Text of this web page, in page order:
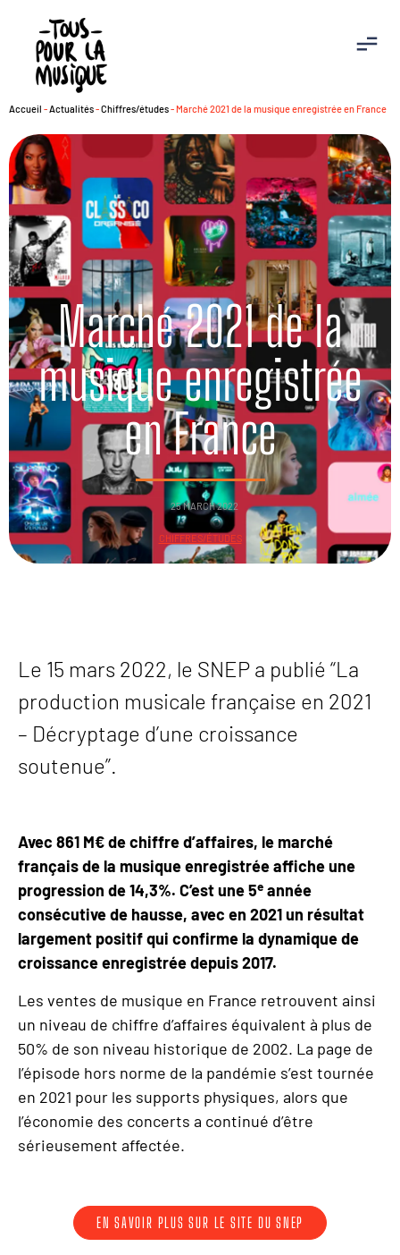
Accueil -Actualités-Chiffres/études- Marché 2021 de la musique enregistrée en France
Marché 2021 de la
musique enregistrée
en France
25 MARCH 2022
CHIFFRES/ÉTUDES
Le 15 mars 2022, le SNEP a publié “La
production musicale française en 2021
– Décryptage d’une croissance
soutenue”.
Avec 861 M€ de chiffre d’affaires, le marché
français de la musique enregistrée affiche une
progression de 14,3%. C’est une 5e année
consécutive de hausse, avec en 2021 un résultat
largement positif qui confirme la dynamique de
croissance enregistrée depuis 2017.
Les ventes de musique en France retrouvent ainsi
un niveau de chiffre d’affaires équivalent à plus de
50% de son niveau historique de 2002. La page de
l’épisode hors norme de la pandémie s’est tournée
en 2021 pour les supports physiques, alors que
l’économie des concerts a continué d’être
sérieusement affectée.
EN SAVOIR PLUS SUR LE SITE DU SNEP